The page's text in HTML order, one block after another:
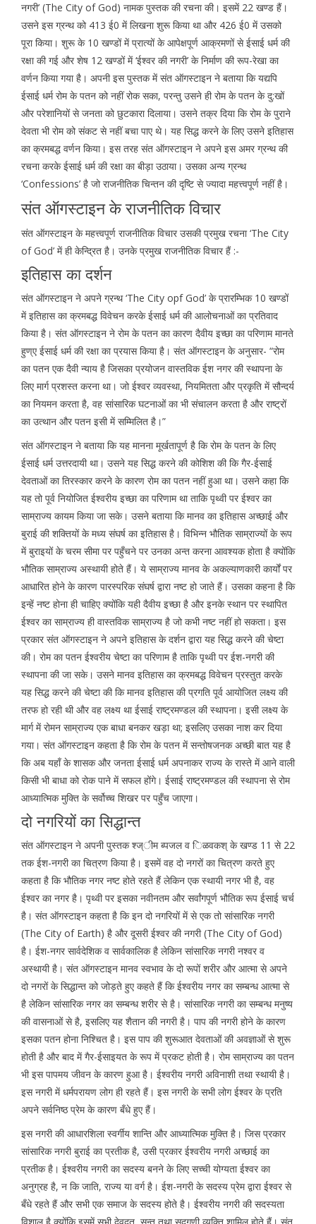
नगरी’ (The City of God) नामक पुस्तक की रचना की। इसमें 22 खण्ड हैं।
उसने इस ग्रन्थ को 413 ई0 में लिखना शुरू किया था और 426 ई0 में उसको
पूरा किया। शुरू के 10 खण्डों में प्रात्यों के आपेक्षपूर्ण आक्रमणों से ईसाई धर्म की
रक्षा की गई और शेष 12 खण्डों में ‘ईश्वर की नगरी’ के निर्माण की रूप-रेखा का
वर्णन किया गया है। अपनी इस पुस्तक में संत ऑगस्टाइन ने बताया कि यद्यपि
ईसाई धर्म रोम के पतन को नहीं रोक सका, परन्तु उसने ही रोम के पतन के दु:खों
और परेशानियों से जनता को छुटकारा दिलाया। उसने तक्र दिया कि रोम के पुराने
देवता भी रोम को संकट से नहीं बचा पाए थे। यह सिद्ध करने के लिए उसने इतिहास
का क्रमबद्ध वर्णन किया। इस तरह संत ऑगस्टाइन ने अपने इस अमर ग्रन्थ की
रचना करके ईसाई धर्म की रक्षा का बीड़ा उठाया। उसका अन्य ग्रन्थ
‘Confessions’ है जो राजनीतिक चिन्तन की दृष्टि से ज्यादा महत्त्वपूर्ण नहीं है।
संत ऑगस्टाइन के राजनीतिक विचार
संत ऑगस्टाइन के महत्त्वपूर्ण राजनीतिक विचार उसकी प्रमुख रचना ‘The City
of God’ में ही केन्द्रित है। उनके प्रमुख राजनीतिक विचार हैं :-
इतिहास का दर्शन
संत ऑगस्टाइन ने अपने ग्रन्थ ‘The City opf God’ के प्रारम्भिक 10 खण्डों
में इतिहास का क्रमबद्ध विवेचन करके ईसाई धर्म की आलोचनाओं का प्रतिवाद
किया है। संत ऑगस्टाइन ने रोम के पतन का कारण दैवीय इच्छा का परिणाम मानते
हुण्ए ईसाई धर्म की रक्षा का प्रयास किया है। संत ऑगस्टाइन के अनुसार- “रोम
का पतन एक दैवी न्याय है जिसका प्रयोजन वास्तविक ईश नगर की स्थापना के
लिए मार्ग प्रशस्त करना था। जो ईश्वर व्यवस्था, नियमितता और प्रकृति में सौन्दर्य
का नियमन करता है, वह सांसारिक घटनाओं का भी संचालन करता है और राष्ट्रों
का उत्थान और पतन इसी में सम्मिलित है।”
संत ऑगस्टाइन ने बताया कि यह मानना मूर्खतापूर्ण है कि रोम के पतन के लिए
ईसाई धर्म उत्तरदायी था। उसने यह सिद्ध करने की कोशिश की कि गैर-ईसाई
देवताओं का तिरस्कार करने के कारण रोम का पतन नहीं हुआ था। उसने कहा कि
यह तो पूर्व नियोजित ईश्वरीय इच्छा का परिणाम था ताकि पृथ्वी पर ईश्वर का
साम्राज्य कायम किया जा सके। उसने बताया कि मानव का इतिहास अच्छाई और
बुराई की शक्तियों के मध्य संघर्ष का इतिहास है। विभिन्न भौतिक साम्राज्यों के रूप
में बुराइयों के चरम सीमा पर पहुँचने पर उनका अन्त करना आवश्यक होता है क्योंकि
भौतिक साम्राज्य अस्थायी होते हैं। ये साम्राज्य मानव के अकल्याणकारी कार्यों पर
आधारित होने के कारण पारस्परिक संघर्ष द्वारा नष्ट हो जाते हैं। उसका कहना है कि
इन्हें नष्ट होना ही चाहिए क्योंकि यही दैवीय इच्छा है और इनके स्थान पर स्थापित
ईश्वर का साम्राज्य ही वास्तविक साम्राज्य है जो कभी नष्ट नहीं हो सकता। इस
प्रकार संत ऑगस्टाइन ने अपने इतिहास के दर्शन द्वारा यह सिद्ध करने की चेष्टा
की। रोम का पतन ईश्वरीय चेष्टा का परिणाम है ताकि पृथ्वी पर ईश-नगरी की
स्थापना की जा सके। उसने मानव इतिहास का क्रमबद्ध विवेचन प्रस्तुत करके
यह सिद्ध करने की चेष्टा की कि मानव इतिहास की प्रगति पूर्व आयोजित लक्ष्य की
तरफ हो रही थी और वह लक्ष्य था ईसाई राष्ट्रमण्डल की स्थापना। इसी लक्ष्य के
मार्ग में रोमन साम्राज्य एक बाधा बनकर खड़ा था; इसलिए उसका नाश कर दिया
गया। संत ऑगस्टाइन कहता है कि रोम के पतन में सन्तोषजनक अच्छी बात यह है
कि अब यहाँ के शासक और जनता ईसाई धर्म अपनाकर राज्य के रास्ते में आने वाली
किसी भी बाधा को रोक पाने में सफल होंगे। ईसाई राष्ट्रमण्डल की स्थापना से रोम
आध्यात्मिक मुक्ति के सर्वोच्च शिखर पर पहुँच जाएगा।
दो नगरियों का सिद्धान्त
संत ऑगस्टाइन ने अपनी पुस्तक श्ज्ीम ब्पजल व िळवकश् के खण्ड 11 से 22
तक ईश-नगरी का चित्रण किया है। इसमें वह दो नगरों का चित्रण करते हुए
कहता है कि भौतिक नगर नष्ट होते रहते हैं लेकिन एक स्थायी नगर भी है, वह
ईश्वर का नगर है। पृथ्वी पर इसका नवीनतम और सर्वांगपूर्ण भौतिक रूप ईसाई चर्च
है। संत ऑगस्टाइन कहता है कि इन दो नगरियों में से एक तो सांसारिक नगरी
(The City of Earth) है और दूसरी ईश्वर की नगरी (The City of God)
है। ईश-नगर सार्वदेशिक व सार्वकालिक है लेकिन सांसारिक नगरी नश्वर व
अस्थायी है। संत ऑगस्टाइन मानव स्वभाव के दो रूपों शरीर और आत्मा से अपने
दो नगरों के सिद्धान्त को जोड़ते हुए कहते हैं कि ईश्वरीय नगर का सम्बन्ध आत्मा से
है लेकिन सांसारिक नगर का सम्बन्ध शरीर से है। सांसारिक नगरी का सम्बन्ध मनुष्य
की वासनाओं से है, इसलिए यह शैतान की नगरी है। पाप की नगरी होने के कारण
इसका पतन होना निश्चित है। इस पाप की शुरूआत देवताओं की अवज्ञाओं से शुरू
होती है और बाद में गैर-ईसाइयत के रूप में प्रकट होती है। रोम साम्राज्य का पतन
भी इस पापमय जीवन के कारण हुआ है। ईश्वरीय नगरी अविनाशी तथा स्थायी है।
इस नगरी में धर्मपरायण लोग ही रहते हैं। इस नगरी के सभी लोग ईश्वर के प्रति
अपने सर्वनिष्ठ प्रेम के कारण बँधे हुए हैं।
इस नगरी की आधारशिला स्वर्गीय शान्ति और आध्यात्मिक मुक्ति है। जिस प्रकार
सांसारिक नगरी बुराई का प्रतीक है, उसी प्रकार ईश्वरीय नगरी अच्छाई का
प्रतीक है। ईश्वरीय नगरी का सदस्य बनने के लिए सच्ची योग्यता ईश्वर का
अनुग्रह है, न कि जाति, राज्य या वर्ग है। ईश-नगरी के सदस्य प्रेम द्वारा ईश्वर से
बँधे रहते हैं और सभी एक समाज के सदस्य होते है। ईश्वरीय नगरी की सदस्यता
विशाल है क्योंकि इसमें सभी देवदूत, सन्त तथा सद्गुणी व्यक्ति शामिल होते हैं। संत